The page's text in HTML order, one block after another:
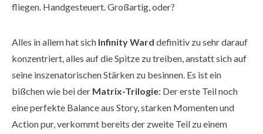
fliegen. Handgesteuert. Großartig, oder?
Alles in allem hat sich Infinity Ward definitiv zu sehr darauf
konzentriert, alles auf die Spitze zu treiben, anstatt sich auf
seine inszenatorischen Stärken zu besinnen. Es ist ein
bißchen wie bei der Matrix-Trilogie: Der erste Teil noch
eine perfekte Balance aus Story, starken Momenten und
Action pur, verkommt bereits der zweite Teil zu einem